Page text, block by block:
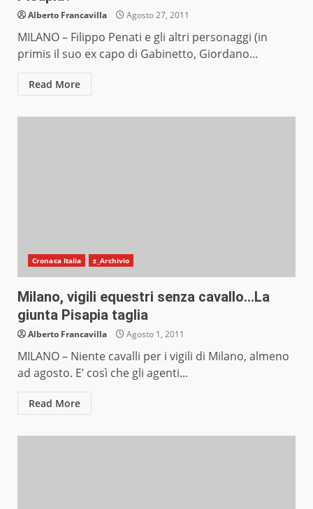
Alberto Francavilla Agosto 27, 2011
MILANO – Filippo Penati e gli altri personaggi (in
primis il suo ex capo di Gabinetto, Giordano...
Read More
Cronaca Italia z_Archivio
Milano, vigili equestri senza cavallo…La
giunta Pisapia taglia
Alberto Francavilla Agosto 1, 2011
MILANO – Niente cavalli per i vigili di Milano, almeno
ad agosto. E’ così che gli agenti...
Read More